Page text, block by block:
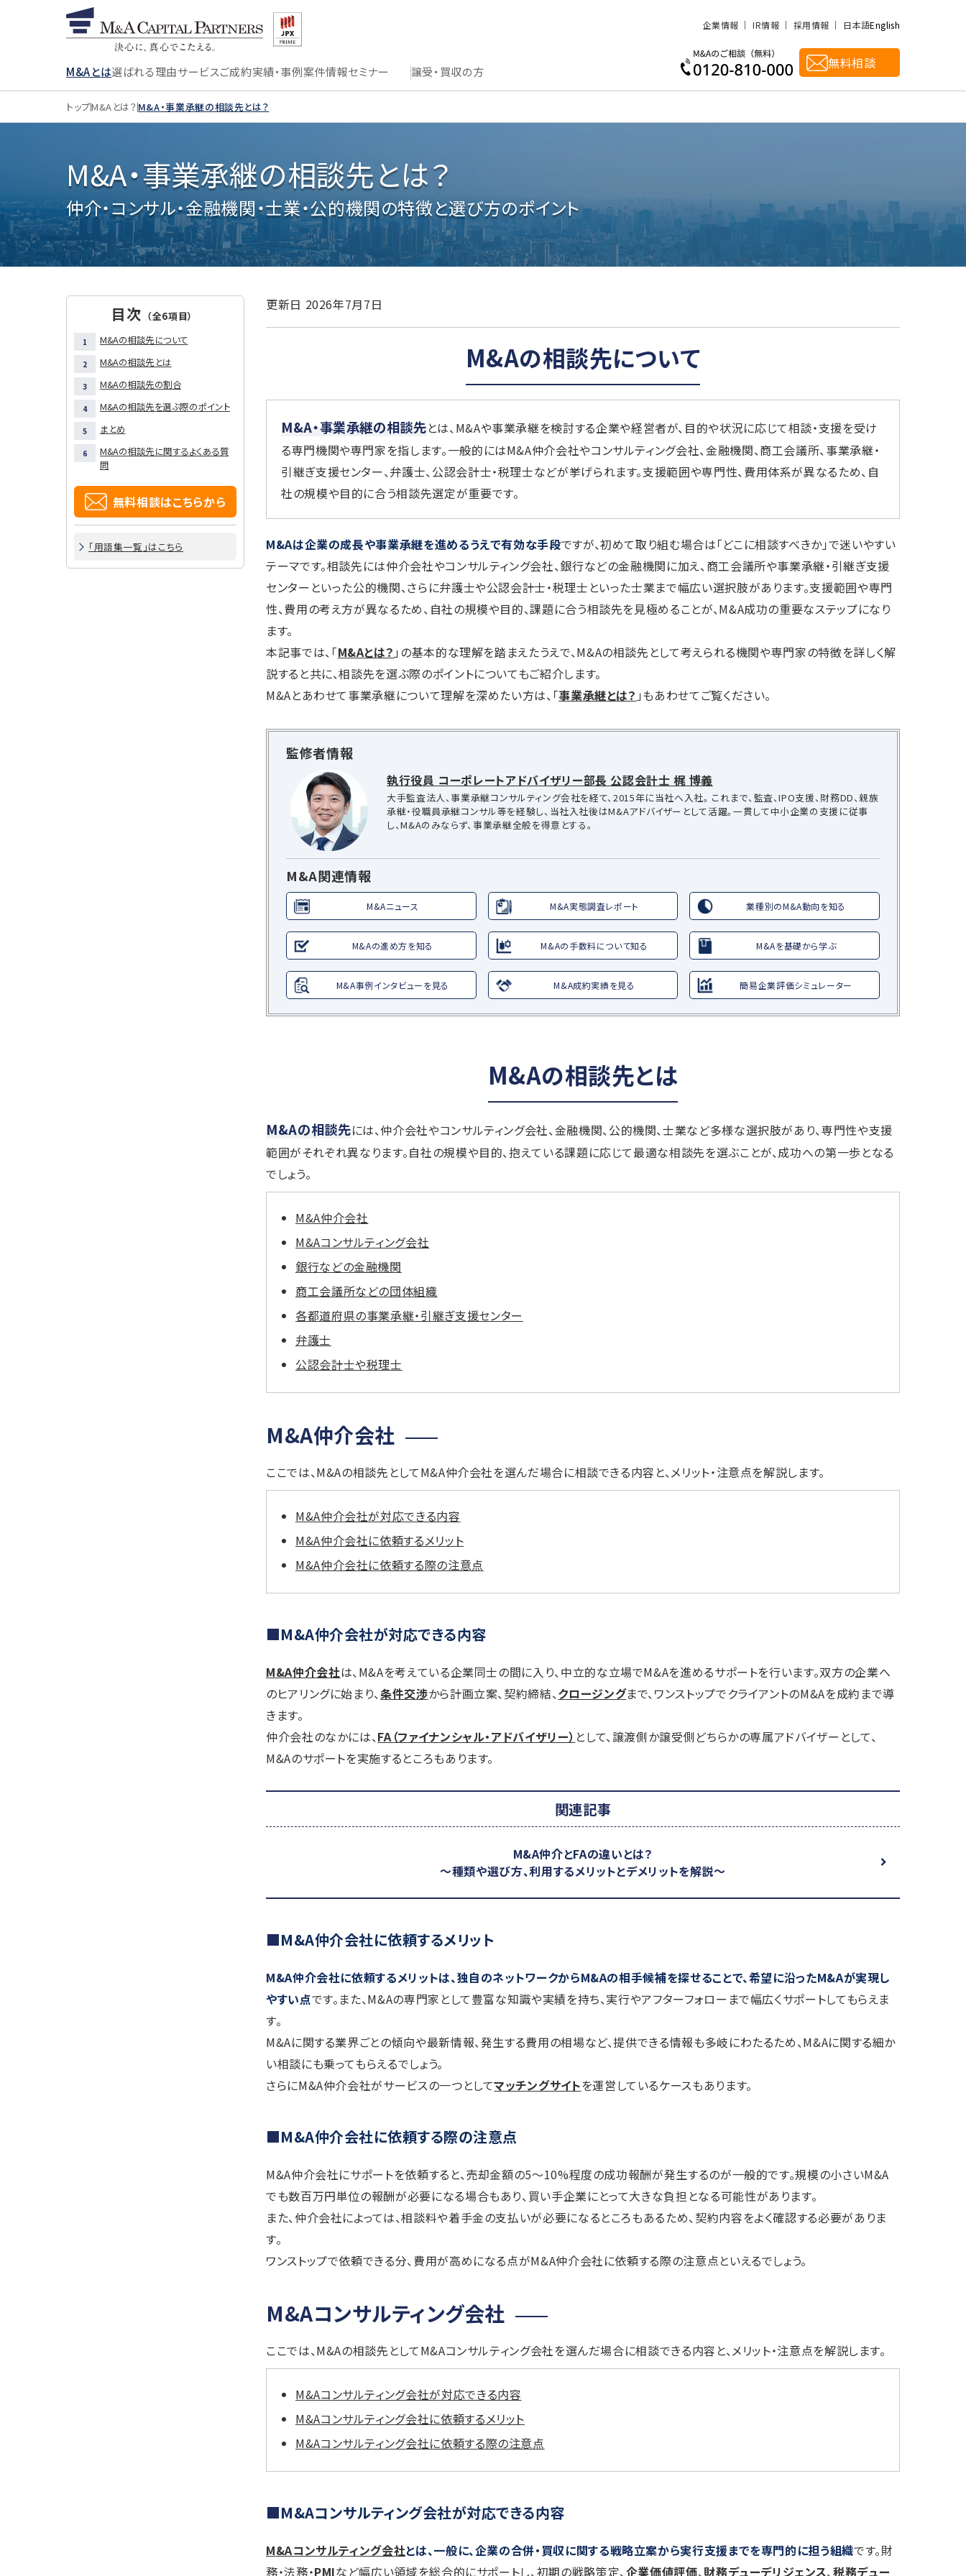
M&Aとは選ばれる理由サービスご成約実績・事例案件情報セミナー 譲受・買収の方
企業情報 IR情報 採用情報 日本語English
無料相談
トップM&Aとは？M&A・事業承継の相談先とは？
M&A・事業承継の相談先とは？
仲介・コンサル・金融機関・士業・公的機関の特徴と選び方のポイント
目次 （全6項目）
M&Aの相談先について
M&Aの相談先とは
M&Aの相談先の割合
M&Aの相談先を選ぶ際のポイント
まとめ
M&Aの相談先に関するよくある質
問
無料相談はこちらから
「用語集一覧」はこちら
更新日 2026年7月7日
M&Aの相談先について
M&A・事業承継の相談先とは、M&Aや事業承継を検討する企業や経営者が、目的や状況に応じて相談・支援を受け
る専門機関や専門家を指します。一般的にはM&A仲介会社やコンサルティング会社、金融機関、商工会議所、事業承継・
引継ぎ支援センター、弁護士、公認会計士・税理士などが挙げられます。支援範囲や専門性、費用体系が異なるため、自
社の規模や目的に合う相談先選定が重要です。
M&Aは企業の成長や事業承継を進めるうえで有効な手段ですが、初めて取り組む場合は「どこに相談すべきか」で迷いやすい
テーマです。相談先には仲介会社やコンサルティング会社、銀行などの金融機関に加え、商工会議所や事業承継・引継ぎ支援
センターといった公的機関、さらに弁護士や公認会計士・税理士といった士業まで幅広い選択肢があります。支援範囲や専門
性、費用の考え方が異なるため、自社の規模や目的、課題に合う相談先を見極めることが、M&A成功の重要なステップになり
ます。
本記事では、「M&Aとは？ 」の基本的な理解を踏まえたうえで、M&Aの相談先として考えられる機関や専門家の特徴を詳しく解
説すると共に、相談先を選ぶ際のポイントについてもご紹介します。
M&Aとあわせて事業承継について理解を深めたい方は、「事業承継とは？ 」もあわせてご覧ください。
監修者情報
執行役員 コーポレートアドバイザリー部長 公認会計士 梶 博義
大手監査法人、事業承継コンサルティング会社を経て、2015年に当社へ入社。 これまで、監査、IPO支援、財務DD、親族
承継・役職員承継コンサル等を経験し、当社入社後はM&Aアドバイザーとして活躍。一貫して中小企業の支援に従事
し、M&Aのみならず、事業承継全般を得意とする。
M&A関連情報
M&Aニュース M&A実態調査レポート 業種別のM&A動向を知る
M&Aの進め方を知る M&Aの手数料について知る M&Aを基礎から学ぶ
M&A事例インタビューを見る M&A成約実績を見る 簡易企業評価シミュレーター
M&Aの相談先とは
M&Aの相談先には、仲介会社やコンサルティング会社、金融機関、公的機関、士業など多様な選択肢があり、専門性や支援
範囲がそれぞれ異なります。自社の規模や目的、抱えている課題に応じて最適な相談先を選ぶことが、成功への第一歩となる
でしょう。
M&A仲介会社
M&Aコンサルティング会社
銀行などの金融機関
商工会議所などの団体組織
各都道府県の事業承継・引継ぎ支援センター
弁護士
公認会計士や税理士
M&A仲介会社
ここでは、M&Aの相談先としてM&A仲介会社を選んだ場合に相談できる内容と、メリット・注意点を解説します。
M&A仲介会社が対応できる内容
M&A仲介会社に依頼するメリット
M&A仲介会社に依頼する際の注意点
M&A仲介会社が対応できる内容
M&A仲介会社は、M&Aを考えている企業同士の間に入り、中立的な立場でM&Aを進めるサポートを行います。双方の企業へ
のヒアリングに始まり、条件交渉から計画立案、契約締結、クロージングまで、ワンストップでクライアントのM&Aを成約まで導
きます。
仲介会社のなかには、FA（ファイナンシャル・アドバイザリー） として、譲渡側か譲受側どちらかの専属アドバイザーとして、
M&Aのサポートを実施するところもあります。
関連記事
M&A仲介とFAの違いとは？
～種類や選び方、利用するメリットとデメリットを解説～
M&A仲介会社に依頼するメリット
M&A仲介会社に依頼するメリットは、独自のネットワークからM&Aの相手候補を探せることで、希望に沿ったM&Aが実現し
やすい点です。また、M&Aの専門家として豊富な知識や実績を持ち、実行やアフターフォローまで幅広くサポートしてもらえま
す。
M&Aに関する業界ごとの傾向や最新情報、発生する費用の相場など、提供できる情報も多岐にわたるため、M&Aに関する細か
い相談にも乗ってもらえるでしょう。
さらにM&A仲介会社がサービスの一つとしてマッチングサイトを運営しているケースもあります。
M&A仲介会社に依頼する際の注意点
M&A仲介会社にサポートを依頼すると、売却金額の5〜10%程度の成功報酬が発生するのが一般的です。規模の小さいM&A
でも数百万円単位の報酬が必要になる場合もあり、買い手企業にとって大きな負担となる可能性があります。
また、仲介会社によっては、相談料や着手金の支払いが必要になるところもあるため、契約内容をよく確認する必要がありま
す。
ワンストップで依頼できる分、費用が高めになる点がM&A仲介会社に依頼する際の注意点といえるでしょう。
M&Aコンサルティング会社
ここでは、M&Aの相談先としてM&Aコンサルティング会社を選んだ場合に相談できる内容と、メリット・注意点を解説します。
M&Aコンサルティング会社が対応できる内容
M&Aコンサルティング会社に依頼するメリット
M&Aコンサルティング会社に依頼する際の注意点
M&Aコンサルティング会社が対応できる内容
M&Aコンサルティング会社とは、一般に、企業の合併・買収に関する戦略立案から実行支援までを専門的に担う組織です。財
務・法務・PMIなど幅広い領域を総合的にサポートし、初期の戦略策定、企業価値評価、財務デューデリジェンス、税務デュー